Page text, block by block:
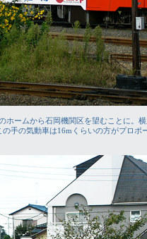
ホームから石岡機関区を望むことに。
手の気動車は16mくらいの方がプロポ